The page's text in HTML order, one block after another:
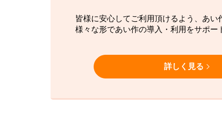
皆様に安心してご利用頂けるよう、あい
様々な形であい作の導入・利用をサポー
詳しく見る